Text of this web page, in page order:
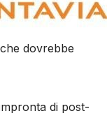
dovrebbe
di post-